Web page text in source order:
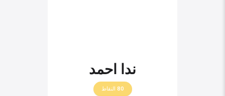
ندا احمد
80 النقاط